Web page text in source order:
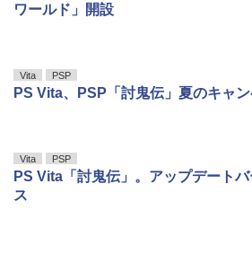
ワールド」開設
Vita PSP
PS Vita、PSP「討鬼伝」夏のキャ
Vita PSP
PS Vita「討鬼伝」。アップデート
ス